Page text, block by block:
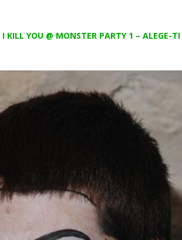
I KILL YOU @ MONSTER PARTY 1 – ALEGE-